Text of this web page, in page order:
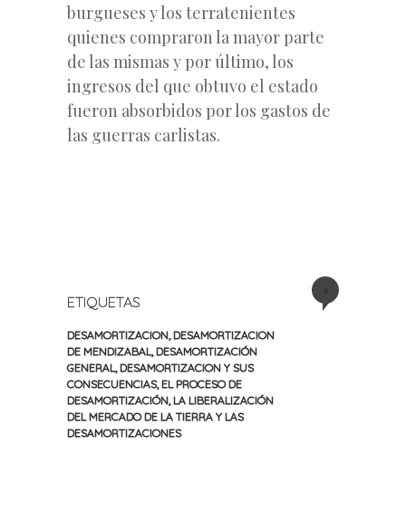
burgueses y los terratenientes
quienes compraron la mayor parte
de las mismas y por último, los
ingresos del que obtuvo el estado
fueron absorbidos por los gastos de
las guerras carlistas.
ETIQUETAS
DESAMORTIZACION DESAMORTIZACION
DE MENDIZABAL DESAMORTIZACIÓN
GENERAL DESAMORTIZACION Y SUS
CONSECUENCIAS, EL PROCESO DE
DESAMORTIZACIÓN LA LIBERALIZACIÓN
DEL MERCADO DE LA TIERRA Y LAS
DESAMORTIZACIONES